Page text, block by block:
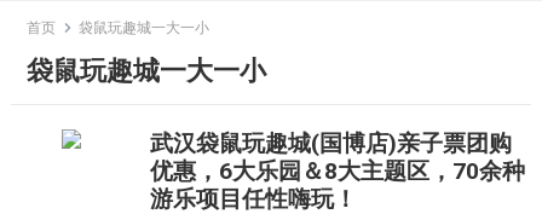
content
首页 袋鼠玩趣城一大一小
袋鼠玩趣城一大一小
武汉袋鼠玩趣城(国博店)亲子票团购
优惠，6大乐园＆8大主题区，70余种
游乐项目任性嗨玩！